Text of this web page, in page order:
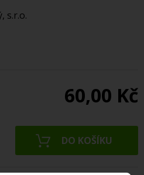
s.r.o.
60,00 Kč